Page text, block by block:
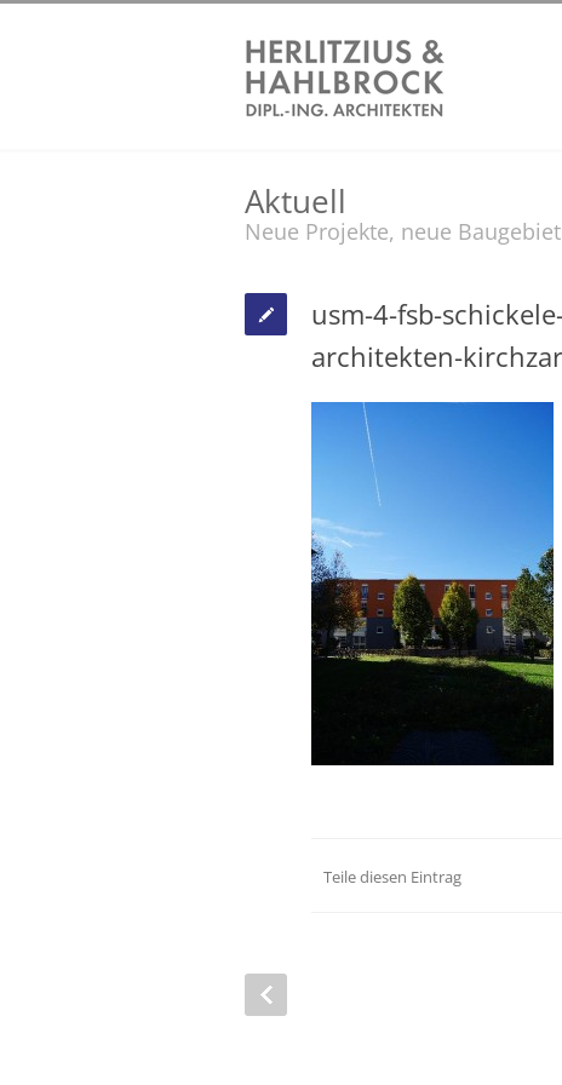
Aktuell
Neue Projekte, neue
usm-4-fsb-
architekten-
Teile diesen Eintrag